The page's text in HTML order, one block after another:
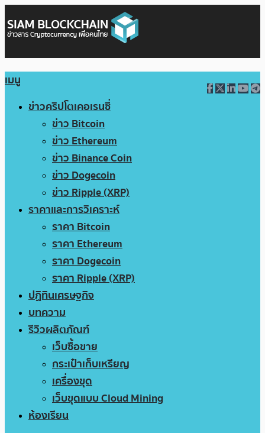
เมนู
ข่าวคริปโตเคอเรนซี่
ข่าว Bitcoin
ข่าว Ethereum
ข่าว Binance Coin
ข่าว Dogecoin
ข่าว Ripple (XRP)
ราคาและการวิเคราะห์
ราคา Bitcoin
ราคา Ethereum
ราคา Dogecoin
ราคา Ripple (XRP)
ปฏิทินเศรษฐกิจ
บทความ
รีวิวผลิตภัณฑ์
เว็บซื้อขาย
กระเป๋าเก็บเหรียญ
เครื่องขุด
เว็บขุดแบบ Cloud Mining
ห้องเรียน